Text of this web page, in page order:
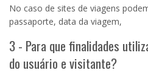
No caso de sites de viagens
passaporte, data da viagem,
3 - Para que finalidades
do usuário e visitante?